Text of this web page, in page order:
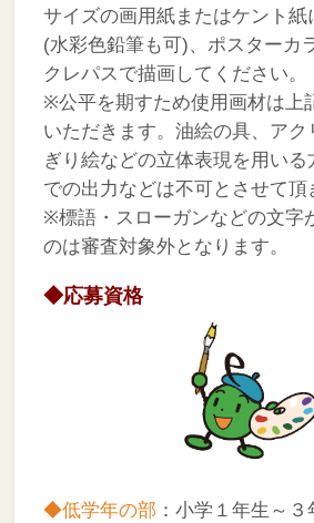
サイズの画用紙またはケント紙
(水彩色鉛筆も可)、ポスターカ
クレパスで描画してください。
※公平を期すため使用画材は上
いただきます。油絵の具、アク
ぎり絵などの立体表現を用いる
での出力などは不可とさせて頂
※標語・スローガンなどの文字
のは審査対象外となります。
◆応募資格
◆低学年の部 ：小学１年生～３